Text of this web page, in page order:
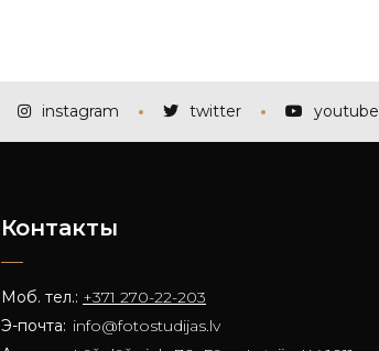
instagram twitter youtube
Контакты
Моб. тел.: +371 270-22-203
Э-почта: info@fotostudijas.lv